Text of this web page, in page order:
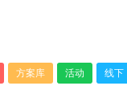
方案库 活动 线下